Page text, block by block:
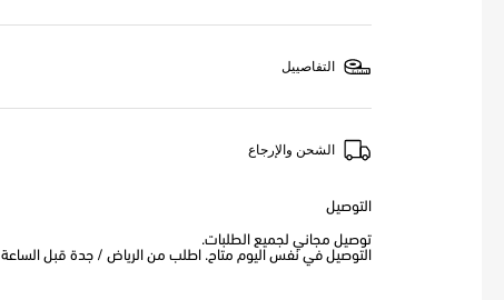
التفاصييل
الشحن والإرجاع
التوصيل
توصيل مجاني لجميع الطلبات.
التوصيل في نفس اليوم متاح. اطلب من الرياض / جدة قبل الساعة 1 ظهراً